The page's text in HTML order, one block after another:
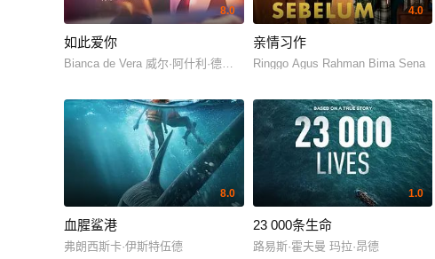
8.0
如此爱你
Bianca de Vera 威尔·阿什利·德莱昂
4.0
亲情习作
Ringgo Agus Rahman Bima Sena
8.0
血腥鲨港
弗朗西斯卡·伊斯特伍德
1.0
23 000条生命
路易斯·霍夫曼 玛拉·昂德